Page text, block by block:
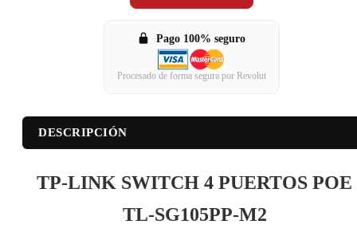
Pago 100% seguro
Procesado de forma segura por Revolut
DESCRIPCIÓN
TP-LINK SWITCH 4 PUERTOS POE
TL-SG105PP-M2